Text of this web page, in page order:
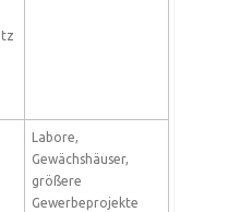
Labore,
Gewächshäuser,
größere
Gewerbeprojekte